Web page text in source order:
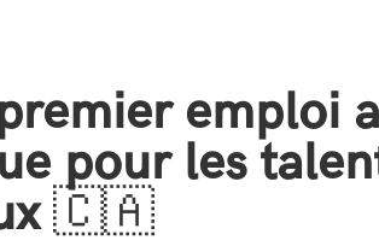
emploi
pour les
🇨🇦